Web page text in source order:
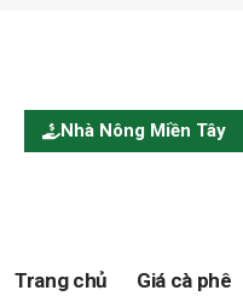
Nhà Nông Miền Tây
Trang chủ Giá cà phê